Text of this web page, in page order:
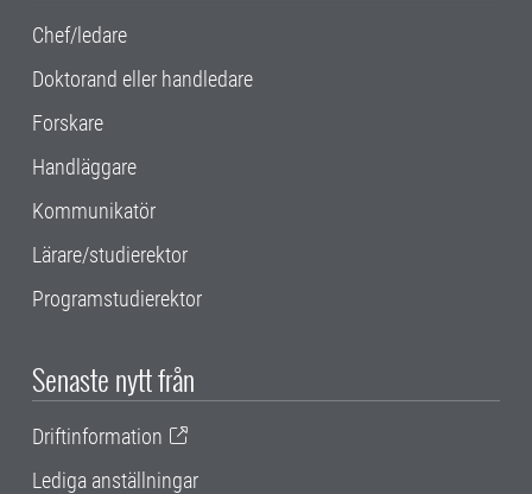
Chef/ledare
Doktorand eller handledare
Forskare
Handläggare
Kommunikatör
Lärare/studierektor
Programstudierektor
Senaste nytt från
Driftinformation
Lediga anställningar